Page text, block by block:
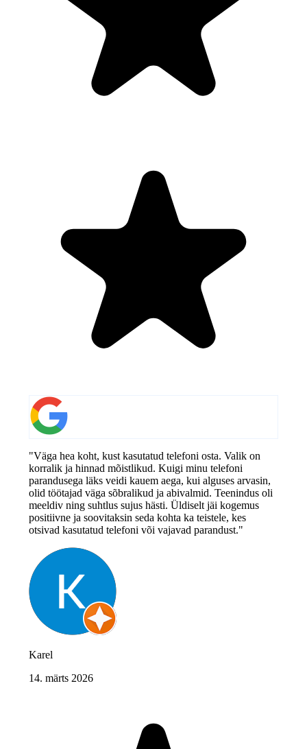
"Väga hea koht, kust kasutatud telefoni osta. Valik on
korralik ja hinnad mõistlikud. Kuigi minu telefoni
parandusega läks veidi kauem aega, kui alguses arvasin,
olid töötajad väga sõbralikud ja abivalmid. Teenindus oli
meeldiv ning suhtlus sujus hästi. Üldiselt jäi kogemus
positiivne ja soovitaksin seda kohta ka teistele, kes
otsivad kasutatud telefoni või vajavad parandust."
Karel
14. märts 2026